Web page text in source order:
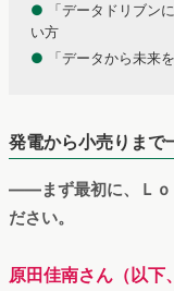
● 「データドリブン
い方
● 「データから未来
発電から小売りまで
――まず最初に、Ｌｏ
ださい。
原田佳南さん（以下